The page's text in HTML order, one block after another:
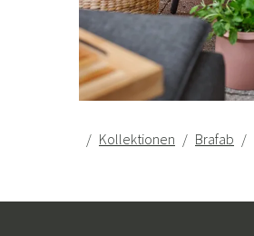
Kollektionen Brafab